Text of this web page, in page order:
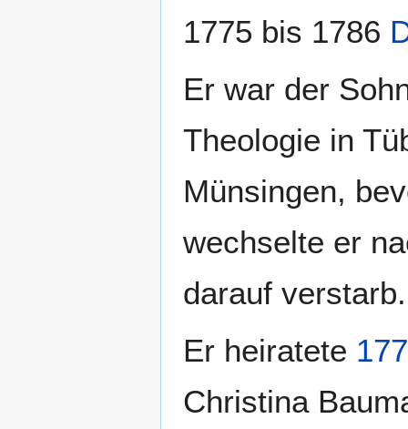
1775 bis 1786
Er war der
Theologie in
Münsingen,
wechselte er
darauf verstarb.
Er heiratete
Christina